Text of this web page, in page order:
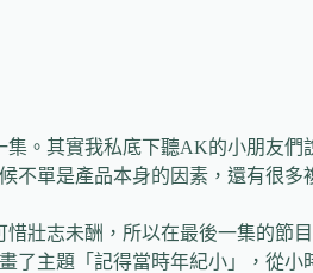
。其實我私底下聽AK的小朋友
不單是產品本身的因素，還有很多
壯志未酬，所以在最後一集的節
了主題「記得當時年紀小」，從